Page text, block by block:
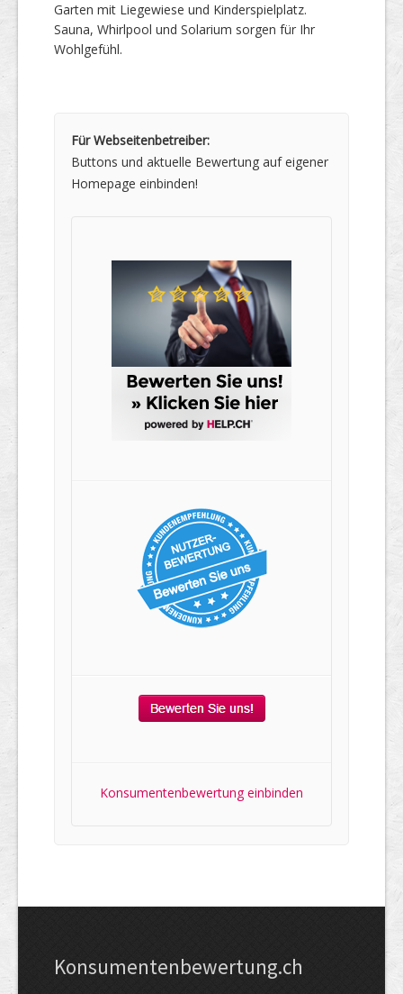
Garten mit Liegewiese und Kinderspielplatz.
Sauna, Whirlpool und Solarium sorgen für Ihr
Wohlgefühl.
Für Webseitenbetreiber:
Buttons und aktuelle Bewertung auf eigener
Homepage einbinden!
Konsumentenbewertung einbinden
Kon­su­menten­be­wer­tung.ch